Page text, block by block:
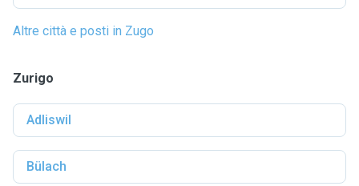
Altre città e posti in Zugo
Zurigo
Adliswil
Bülach